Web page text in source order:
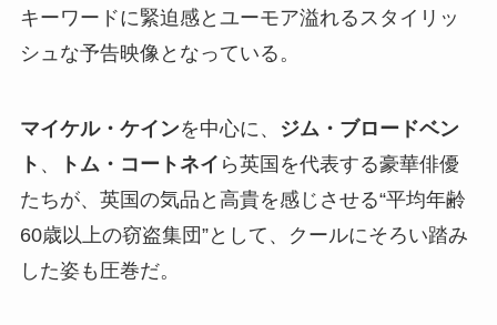
キーワードに緊迫感とユーモア溢れるスタイリッ
シュな予告映像となっている。
マイケル・ケインを中心に、
ジム・ブロードベン
ト 、 トム・コートネイ ら英国を代表する豪華俳優
たちが、英国の気品と高貴を感じさせる“平均年齢
60歳以上の窃盗集団”として、クールにそろい踏み
した姿も圧巻だ。